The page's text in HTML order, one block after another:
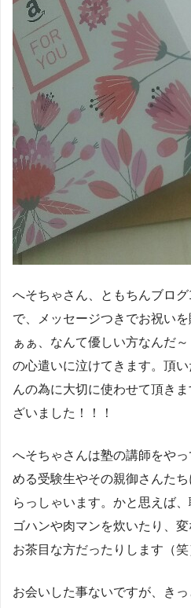
へそちゃさん、ともちんブロ
で、メッセージつきでお祝い
ぁぁ、なんて優しい方なんだ
の心遣いに泣けてきます。頂
んの為に大切に使わせて頂き
ざいました！！！
へそちゃさんは塾の講師をや
める受験生やその親御さんた
らっしゃいます。かと思えば
ゴハンや肉マンを炊いたり、
お茶目な方だったりします（笑
お会いした事ないですが、き